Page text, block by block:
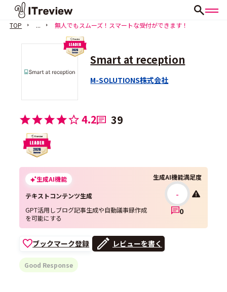
TOP ... 無人でもスムーズ！スマートな受付ができます！
Smart at reception
M-SOLUTIONS株式会社
4.2 39
生成AI機能
テキストコンテンツ生成
GPT活用しブログ記事生成や自動議事録作成
を可能にする
生成AI機能満足度
-
0
ブックマーク登録 レビューを書く
Good Response